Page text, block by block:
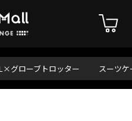
グローブトロッター スーツケ